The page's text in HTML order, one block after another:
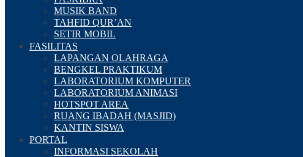
MUSIK BAND
TAHFID QUR’AN
SETIR MOBIL
FASILITAS
LAPANGAN OLAHRAGA
BENGKEL PRAKTIKUM
LABORATORIUM KOMPUTER
LABORATORIUM ANIMASI
HOTSPOT AREA
RUANG IBADAH (MASJID)
KANTIN SISWA
PORTAL
INFORMASI SEKOLAH